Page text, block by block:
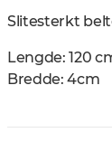
Slitesterkt
Lengde: 120
Bredde: 4cm